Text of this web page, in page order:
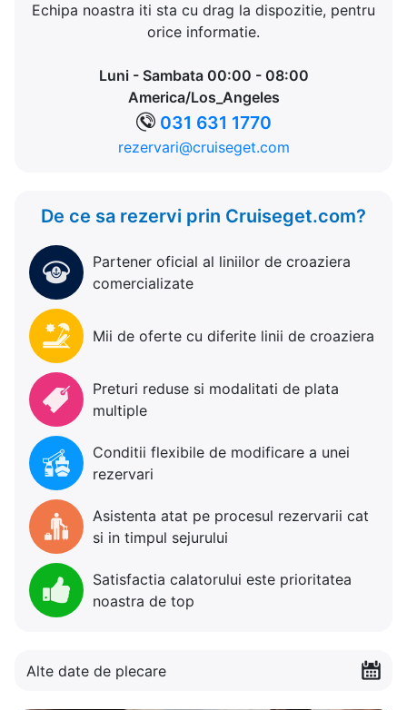
Echipa noastra iti sta cu drag la dispozitie, pentru
orice informatie.
Luni - Sambata 00:00 - 08:00
America/Los_Angeles
031 631 1770
rezervari@cruiseget.com
De ce sa rezervi prin Cruiseget.com?
Partener oficial al liniilor de croaziera
comercializate
Mii de oferte cu diferite linii de croaziera
Preturi reduse si modalitati de plata
multiple
Conditii flexibile de modificare a unei
rezervari
Asistenta atat pe procesul rezervarii cat
si in timpul sejurului
Satisfactia calatorului este prioritatea
noastra de top
Alte date de plecare